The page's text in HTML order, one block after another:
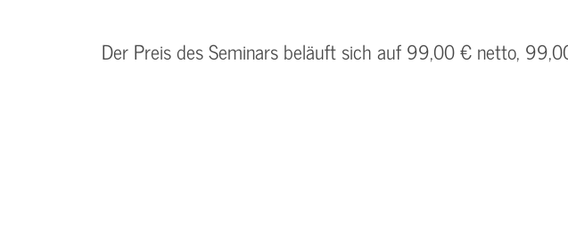
Der Preis des Seminars beläuft sich auf 99,00 € netto,